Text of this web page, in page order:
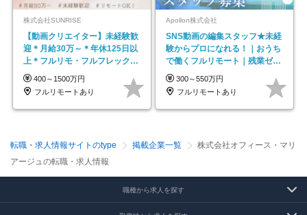
株式会社SUNRISE
【動画クリエイター】未経験歓
迎＊月給30万～＊年休125日以
上＊フルリモ・フルフレックス
◆10名の採用が決定◆
400～1500万円
フルリモートあり
Apollon株式会社
SNS動画の編集スタッフ★未経
験からプロになれる！｜おうち
で働くフルリモート｜残業ゼロ
で18時退勤◎
300～550万円
フルリモートあり
転職・求人情報サイトのtype 掲載企業一覧
株式会社オフィース・マリ
アージュの転職・求人情報
職種から求人を探す